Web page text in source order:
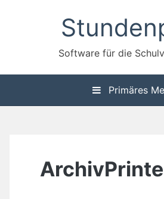
Software für die
Primäres